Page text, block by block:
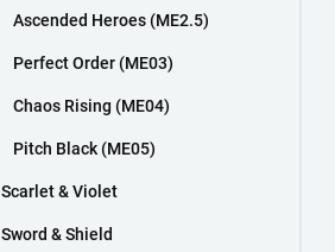
Ascended Heroes (ME2.5)
Perfect Order (ME03)
Chaos Rising (ME04)
Pitch Black (ME05)
Scarlet & Violet
Sword & Shield